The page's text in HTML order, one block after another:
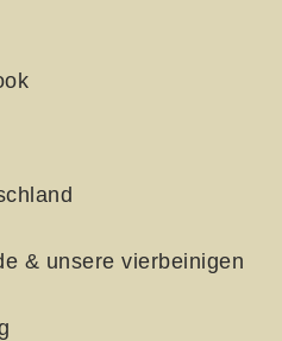
& unsere vierbeinigen